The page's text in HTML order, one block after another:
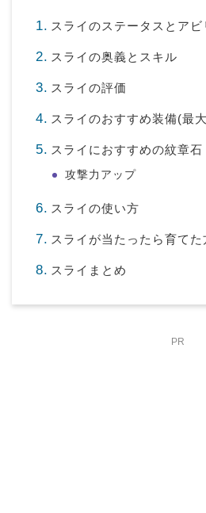
スライのステータスとア
スライの奥義とスキル
スライの評価
スライのおすすめ装備(最
スライにおすすめの紋章石
攻撃力アップ
スライの使い方
スライが当たったら育てた
スライまとめ
PR